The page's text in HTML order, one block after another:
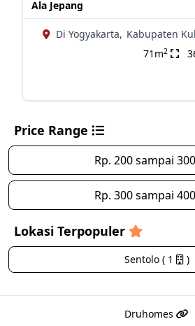
Ala Jepang
Di Yogyakarta, Kabupaten
71m2
Price Range
Rp. 200 sampai
Rp. 300 sampai
Lokasi Terpopuler
Sentolo ( 1 )
Druhomes